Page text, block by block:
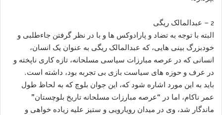
2 – عبدالمالک ریگی
البته با توجه به تضاد و پارادوکس ها و با در نظر گرفتن جاءطلبی و
خودبزرگ بینی هایی، که عبدالمالک ریگی به عنوان یک انسان،
انسانی که در عرصه مبارزات سیاسی مسلحانه، تازه کاری ناپخته و
در عرف و حوزه های سیاست بازی بی تجربه بود، داشته است.
باید به این مورد اشاره شود که، این جوان بلوچ که به لحاظ طول
عمر ناکام، اما در “عرصه مبارزات مسلحانه تاریخ بلوچستان”
ماندگار شد، وی در میدان رویارویی و ستیز علیه زیاده خواهی و